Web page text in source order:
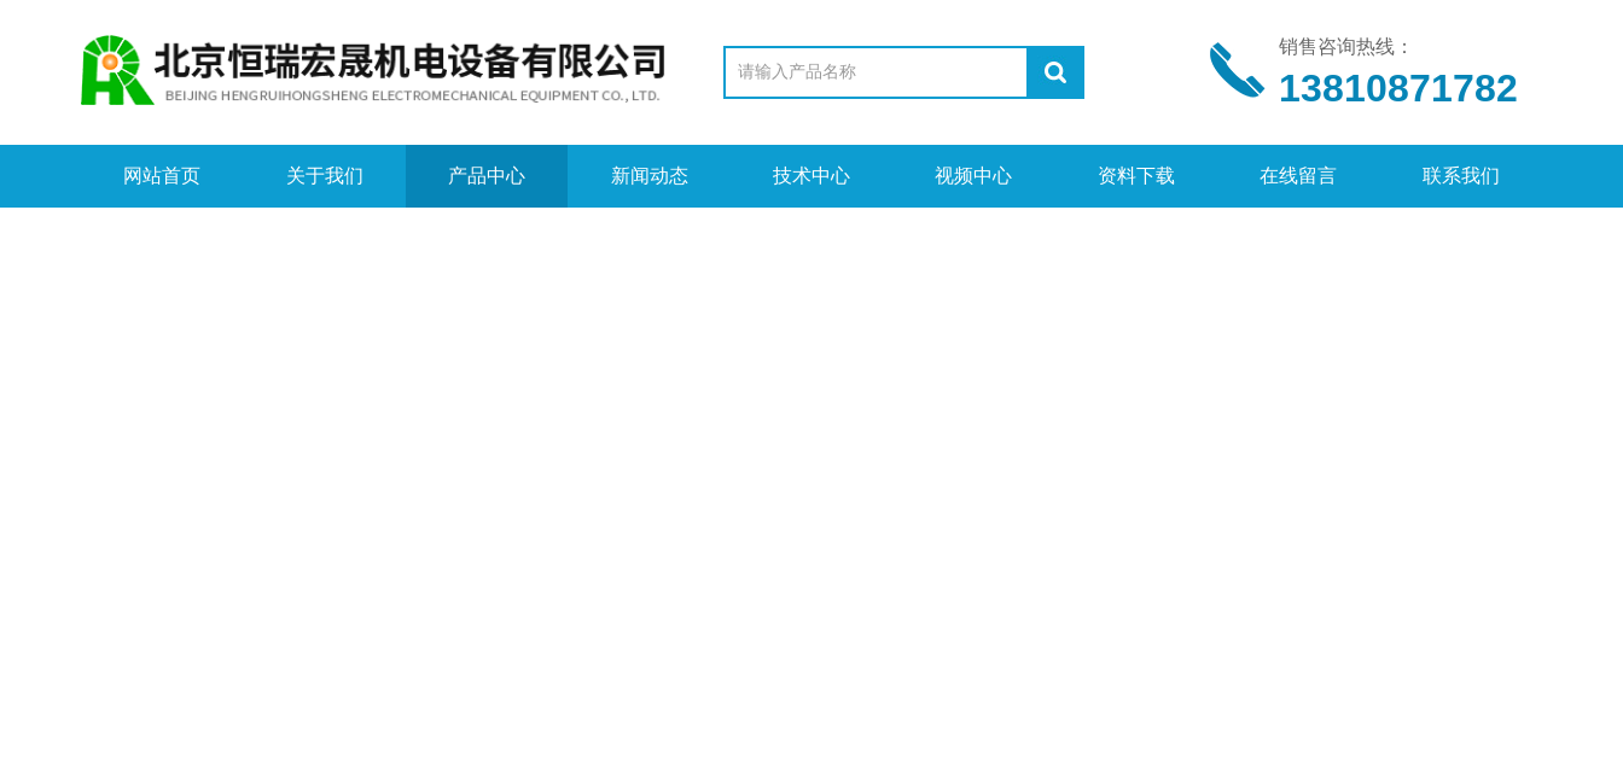
销售咨询热线：
13810871782
网站首页 关于我们 产品中心 新闻动态 技术中心 视频中心 资料下载 在线留言 联系我们